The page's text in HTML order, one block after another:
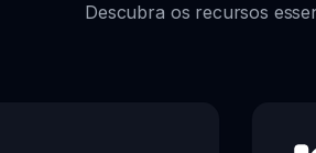
Descubra os recursos